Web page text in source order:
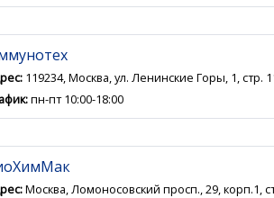
119234, Москва, ул. Ленинские Горы, 1, стр.
пн-пт 10:00-18:00
Москва, Ломоносовский просп., 29, корп.1,